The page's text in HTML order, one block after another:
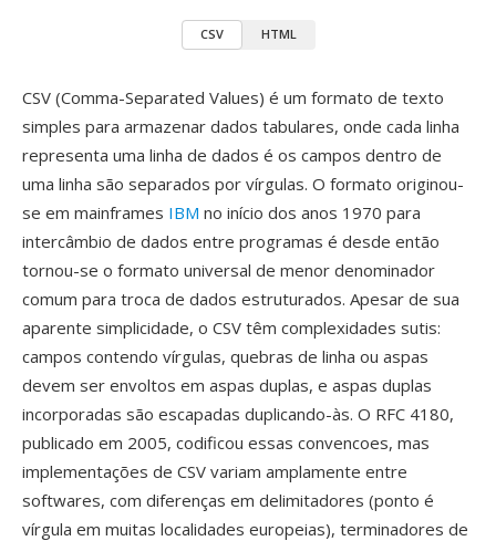
CSV HTML
CSV (Comma-Separated Values) é um formato de texto
simples para armazenar dados tabulares, onde cada linha
representa uma linha de dados é os campos dentro de
uma linha são separados por vírgulas. O formato originou-
se em mainframes IBM no início dos anos 1970 para
intercâmbio de dados entre programas é desde então
tornou-se o formato universal de menor denominador
comum para troca de dados estruturados. Apesar de sua
aparente simplicidade, o CSV têm complexidades sutis:
campos contendo vírgulas, quebras de linha ou aspas
devem ser envoltos em aspas duplas, e aspas duplas
incorporadas são escapadas duplicando-às. O RFC 4180,
publicado em 2005, codificou essas convencoes, mas
implementações de CSV variam amplamente entre
softwares, com diferenças em delimitadores (ponto é
vírgula em muitas localidades europeias), terminadores de